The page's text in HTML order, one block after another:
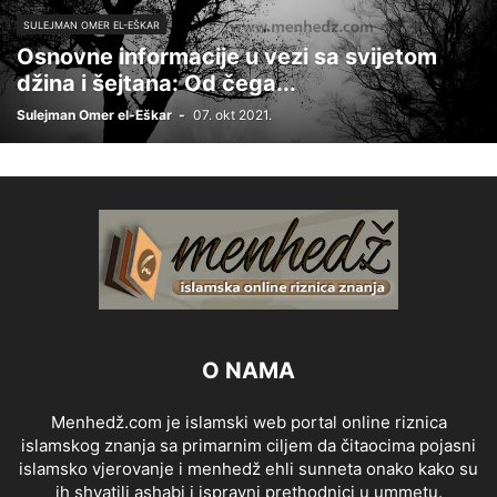
SULEJMAN OMER EL-EŠKAR
Osnovne informacije u vezi sa svijetom
džina i šejtana: Od čega...
Sulejman Omer el-Eškar - 07. okt 2021.
O NAMA
Menhedž.com je islamski web portal online riznica
islamskog znanja sa primarnim ciljem da čitaocima pojasni
islamsko vjerovanje i menhedž ehli sunneta onako kako su
ih shvatili ashabi i ispravni prethodnici u ummetu.